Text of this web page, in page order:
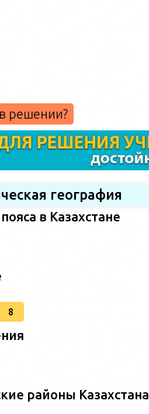
решении?
география
в Казахстане
8
районы Казахстана